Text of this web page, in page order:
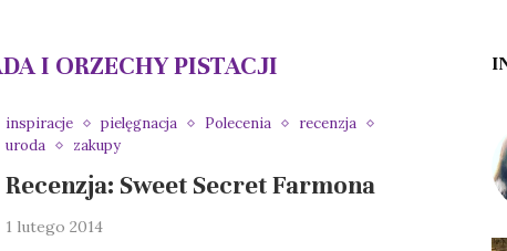
I ORZECHY PISTACJI
inspiracje pielęgnacja Polecenia
recenzja
uroda
zakupy
Recenzja: Sweet Secret Farmona
1 lutego 2014